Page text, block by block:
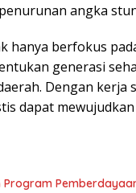
angka
hanya berfokus
generasi
Dengan kerja
dapat
Program